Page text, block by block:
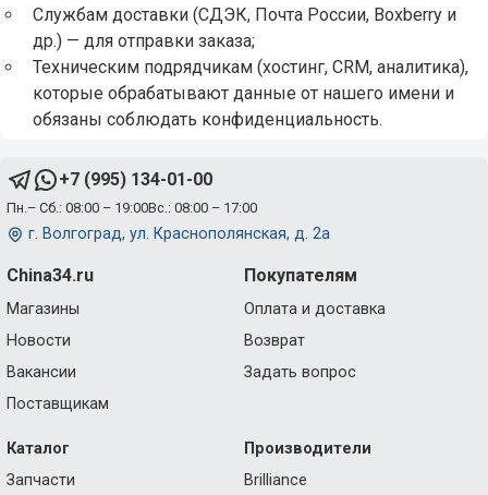
Службам доставки (СДЭК, Почта России, Boxberry и
др.) — для отправки заказа;
Техническим подрядчикам (хостинг, CRM, аналитика),
которые обрабатывают данные от нашего имени и
обязаны соблюдать конфиденциальность.
+7 (995) 134-01-00
Пн.– Сб.: 08:00 – 19:00Вс.: 08:00 – 17:00
г. Волгоград, ул. Краснополянская, д. 2а
China34.ru
Магазины
Новости
Вакансии
Поставщикам
Покупателям
Оплата и доставка
Возврат
Задать вопрос
Каталог
Запчасти
Производители
Brilliance